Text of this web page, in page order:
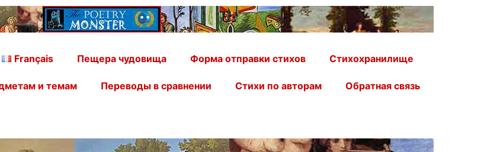
Français Пещера чудовища Форма отправки стихов Стихохранилище
и темам Переводы в сравнении Стихи по авторам Обратная связь